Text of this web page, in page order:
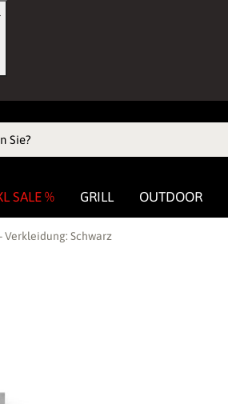
SALE % GRILL OUTDOOR
Verkleidung: Schwarz